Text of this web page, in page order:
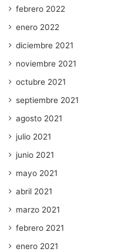
febrero 2022
enero 2022
diciembre 2021
noviembre 2021
octubre 2021
septiembre 2021
agosto 2021
julio 2021
junio 2021
mayo 2021
abril 2021
marzo 2021
febrero 2021
enero 2021